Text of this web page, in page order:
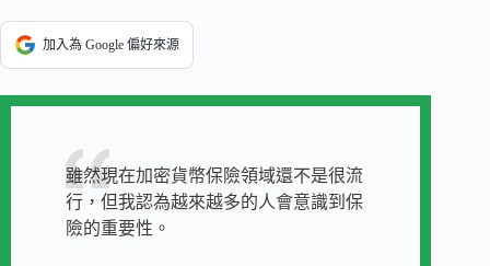
加入為 Google 偏好來源
雖然現在加密貨幣保險領域還不是很流
行，但我認為越來越多的人會意識到保
險的重要性。